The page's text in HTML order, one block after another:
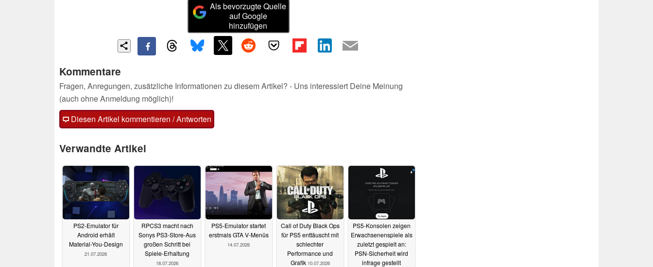
Als bevorzugte Quelle
auf Google
hinzufügen
Kommentare
Fragen, Anregungen, zusätzliche Informationen zu diesem Artikel? - Uns interessiert Deine Meinung
(auch ohne Anmeldung möglich)!
Diesen Artikel kommentieren / Antworten
Verwandte Artikel
PS2-Emulator für
Android erhält
Material-You-Design
21.07.2026
RPCS3 macht nach
Sonys PS3-Store-Aus
großen Schritt bei
Spiele-Erhaltung
18.07.2026
PS5-Emulator startet
erstmals GTA V-Menüs
14.07.2026
Call of Duty Black Ops
für PS5 enttäuscht mit
schlechter
Performance und
Grafik 10.07.2026
PS5-Konsolen zeigen
Erwachsenenspiele als
zuletzt gespielt an:
PSN-Sicherheit wird
infrage gestellt